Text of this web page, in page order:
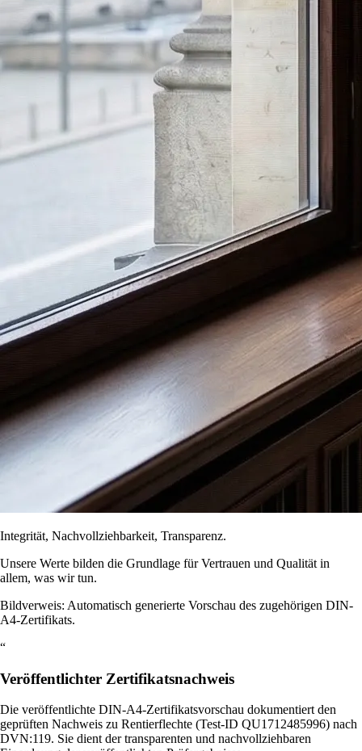
Integrität, Nachvollziehbarkeit, Transparenz.
Unsere Werte bilden die Grundlage für Vertrauen und Qualität in
allem, was wir tun.
Bildverweis: Automatisch generierte Vorschau des zugehörigen DIN-
A4-Zertifikats.
“
Veröffentlichter Zertifikatsnachweis
Die veröffentlichte DIN-A4-Zertifikatsvorschau dokumentiert den
geprüften Nachweis zu Rentierflechte (Test-ID QU1712485996) nach
DVN:119. Sie dient der transparenten und nachvollziehbaren